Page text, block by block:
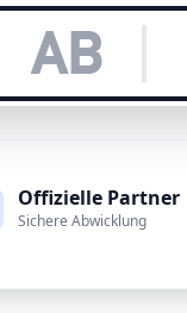
Offizielle Partner
Sichere Abwicklung